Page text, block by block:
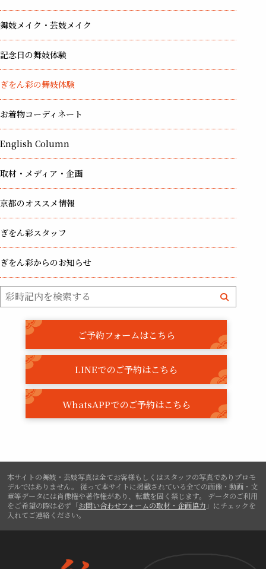
舞妓メイク・芸妓メイク
記念日の舞妓体験
ぎをん彩の舞妓体験
お着物コーディネート
English Column
取材・メディア・企画
京都のオススメ情報
ぎをん彩スタッフ
ぎをん彩からのお知らせ
ご予約フォームはこちら
LINEでのご予約はこちら
WhatsAPPでのご予約はこちら
本サイトの舞妓・芸妓写真は全てお客様もしくはスタッフの写真でありプロモ
デルではありません。
従って本サイトに掲載されている全ての画像・動画・文
章等データには肖像権や著作権があり、転載を固く禁じます。
データのご利用
をご希望の際は必ず「お問い合わせフォームの取材・企画協力 」にチェックを
入れてご連絡ください。